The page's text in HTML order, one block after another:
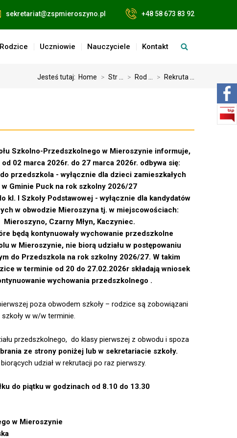
sekretariat@zspmieroszyno.pl +48 58 673 83 92
Rodzice Uczniowie Nauczyciele Kontakt
Jesteś tutaj: Home > Str ... > Rod ... > Rekruta ...
Szkolno-Przedszkolnego w Mieroszynie informuje,
02 marca 2026r. do 27 marca 2026r. odbywa się:
przedszkola - wyłącznie dla dzieci zamieszkałych
w Gminie Puck na rok szkolny 2026/27
kl. I Szkoły Podstawowej - wyłącznie dla kandydatów
w obwodzie Mieroszyna tj. w miejscowościach:
Mieroszyno, Czarny Młyn, Kaczyniec.
będą kontynuowały wychowanie przedszkolne
w Mieroszynie, nie biorą udziału w postępowaniu
do Przedszkola na rok szkolny 2026/27. Wtakim
w terminie od 20 do 27.02.2026r składają wniosek
wychowania przedszkolnego .
poza obwodem szkoły – rodzice są zobowiązani
w w/w terminie.
przedszkolnego, do klasy pierwszej z obwodu i spoza
ze strony poniżej lub w sekretariacie szkoły.
udział w rekrutacji po raz pierwszy.
do piątku w godzinach od 8.10 do 13.30
w Mieroszynie